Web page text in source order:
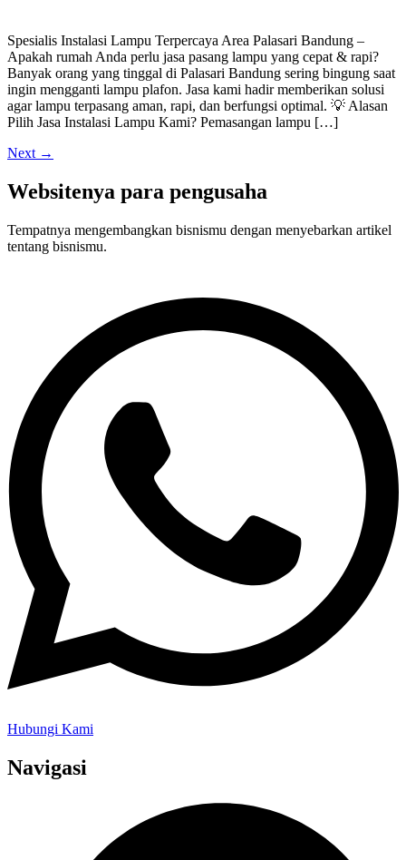
Spesialis Instalasi Lampu Terpercaya Area Palasari Bandung –
Apakah rumah Anda perlu jasa pasang lampu yang cepat & rapi?
Banyak orang yang tinggal di Palasari Bandung sering bingung saat
ingin mengganti lampu plafon. Jasa kami hadir memberikan solusi
agar lampu terpasang aman, rapi, dan berfungsi optimal. 💡 Alasan
Pilih Jasa Instalasi Lampu Kami? Pemasangan lampu […]
Next →
Websitenya para pengusaha
Tempatnya mengembangkan bisnismu dengan menyebarkan artikel
tentang bisnismu.
Hubungi Kami
Navigasi